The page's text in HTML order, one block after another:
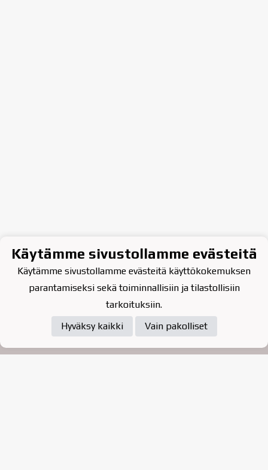
Tietosuojaseloste
Käytämme sivustollamme evästeitä
Käytämme sivustollamme evästeitä käyttökokemuksen
parantamiseksi sekä toiminnallisiin ja tilastollisiin
tarkoituksiin.
Hyväksy kaikki
Vain pakolliset